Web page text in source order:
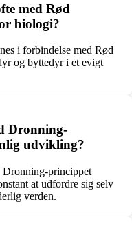
med Rød
biologi?
i forbindelse med Rød
og byttedyr i et evigt
Dronning-
udvikling?
Dronning-princippet
at udfordre sig selv
verden.